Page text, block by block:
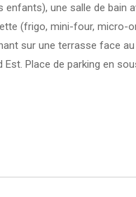
enfants), une salle de bain
(frigo, mini-four, micro-
sur une terrasse face
Est. Place de parking en